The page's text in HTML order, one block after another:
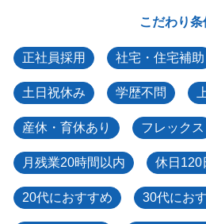
こだわり条
正社員採用 社宅・住宅補助
土日祝休み 学歴不問
産休・育休あり フレックス
月残業20時間以内 休日120
20代におすすめ 30代にお